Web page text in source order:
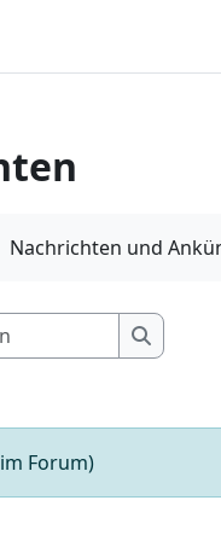
Nachrichten und
Foren
Foren
Forum)